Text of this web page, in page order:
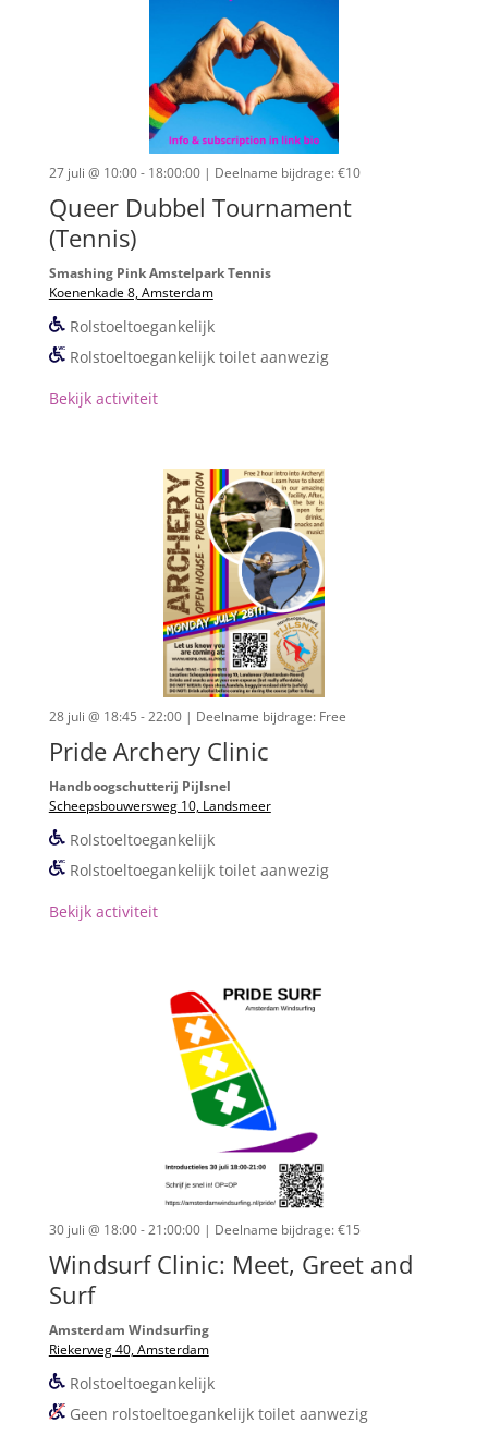
27 juli @ 10:00 - 18:00:00 | Deelname bijdrage: €10
Queer Dubbel Tournament
(Tennis)
Smashing Pink Amstelpark Tennis
Koenenkade 8, Amsterdam
Rolstoeltoegankelijk
Rolstoeltoegankelijk toilet aanwezig
Bekijk activiteit
28 juli @ 18:45 - 22:00 | Deelname bijdrage: Free
Pride Archery Clinic
Handboogschutterij Pijlsnel
Scheepsbouwersweg 10, Landsmeer
Rolstoeltoegankelijk
Rolstoeltoegankelijk toilet aanwezig
Bekijk activiteit
30 juli @ 18:00 - 21:00:00 | Deelname bijdrage: €15
Windsurf Clinic: Meet, Greet and
Surf
Amsterdam Windsurfing
Riekerweg 40, Amsterdam
Rolstoeltoegankelijk
Geen rolstoeltoegankelijk toilet aanwezig